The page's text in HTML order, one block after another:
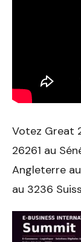
Votez Great
26261 au
Angleterre
au 3236